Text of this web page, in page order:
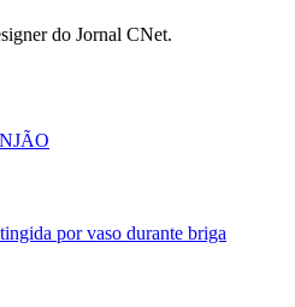
do Jornal CNet.